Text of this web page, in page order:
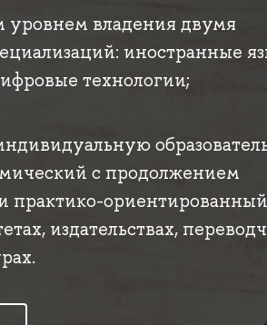
уровнем владения двумя
иностранные
технологии;
с продолжением
практико-
издательствах,